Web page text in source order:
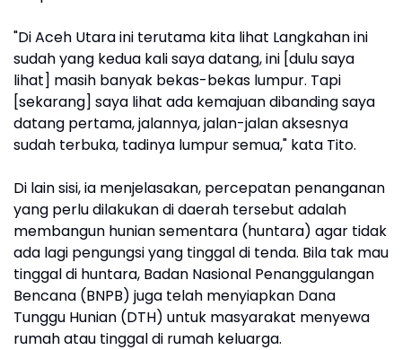
"Di Aceh Utara ini terutama kita lihat Langkahan ini
sudah yang kedua kali saya datang, ini [dulu saya
lihat] masih banyak bekas-bekas lumpur. Tapi
[sekarang] saya lihat ada kemajuan dibanding saya
datang pertama, jalannya, jalan-jalan aksesnya
sudah terbuka, tadinya lumpur semua," kata Tito.
Di lain sisi, ia menjelasakan, percepatan penanganan
yang perlu dilakukan di daerah tersebut adalah
membangun hunian sementara (huntara) agar tidak
ada lagi pengungsi yang tinggal di tenda. Bila tak mau
tinggal di huntara, Badan Nasional Penanggulangan
Bencana (BNPB) juga telah menyiapkan Dana
Tunggu Hunian (DTH) untuk masyarakat menyewa
rumah atau tinggal di rumah keluarga.